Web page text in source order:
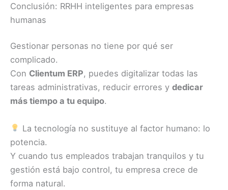
Conclusión: RRHH inteligentes para empresas
humanas
Gestionar personas no tiene por qué ser
complicado.
Con Clientum ERP, puedes digitalizar todas las
tareas administrativas, reducir errores y dedicar
más tiempo a tu equipo.
La tecnología no sustituye al factor humano: lo
potencia.
Y cuando tus empleados trabajan tranquilos y tu
gestión está bajo control, tu empresa crece de
forma natural.